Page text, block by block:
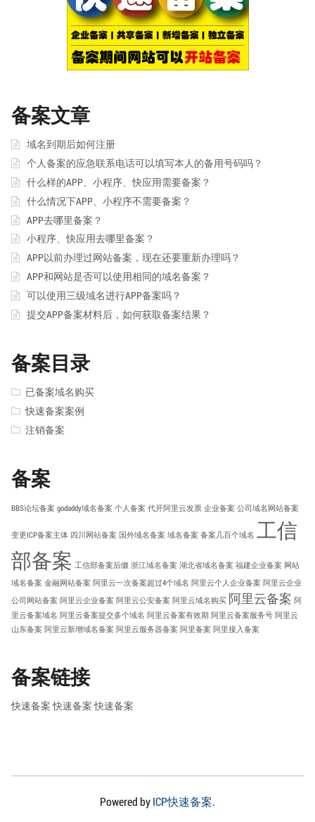
备案文章
域名到期后如何注册
个人备案的应急联系电话可以填写本人的备用号码吗？
什么样的APP、小程序、快应用需要备案？
什么情况下APP、小程序不需要备案？
APP去哪里备案？
小程序、快应用去哪里备案？
APP以前办理过网站备案，现在还要重新办理吗？
APP和网站是否可以使用相同的域名备案？
可以使用三级域名进行APP备案吗？
提交APP备案材料后，如何获取备案结果？
备案目录
已备案域名购买
快速备案案例
注销备案
备案
BBS论坛备案 godaddy域名备案 个人备案 代开阿里云发票 企业备案 公司域名网站备案
变更ICP备案主体 四川网站备案 国外域名备案 域名备案 备案几百个域名 工信
部备案 工信部备案后缀 浙江域名备案 湖北省域名备案 福建企业备案 网站
域名备案 金融网站备案 阿里云一次备案超过4个域名 阿里云个人企业备案 阿里云企业
公司网站备案 阿里云企业备案 阿里云公安备案 阿里云域名购买 阿里云备案 阿
里云备案域名 阿里云备案提交多个域名 阿里云备案有效期 阿里云备案服务号 阿里云
山东备案 阿里云新增域名备案 阿里云服务器备案 阿里备案 阿里接入备案
备案链接
快速备案 快速备案 快速备案
Powered byICP快速备案.